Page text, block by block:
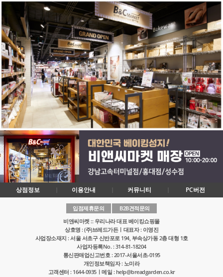
상점정보 이용안내 커뮤니티 PC버전
입점제휴문의
B2B견적문의
비앤씨마켓 :: 우리나라 대표 베이킹쇼핑몰
상호명 : (주)브레드가든ㅣ대표자 : 이영진
사업장소재지 : 서울 서초구 신반포로 194, 부속상가동 2층 대형 1호
사업자등록No. : 314-81-18204
통신판매업신고번호 : 2017-서울서초-0195
개인정보책임자 : 노미라
고객센터 : 1644-0935ㅣ메일 : help@breadgarden.co.kr